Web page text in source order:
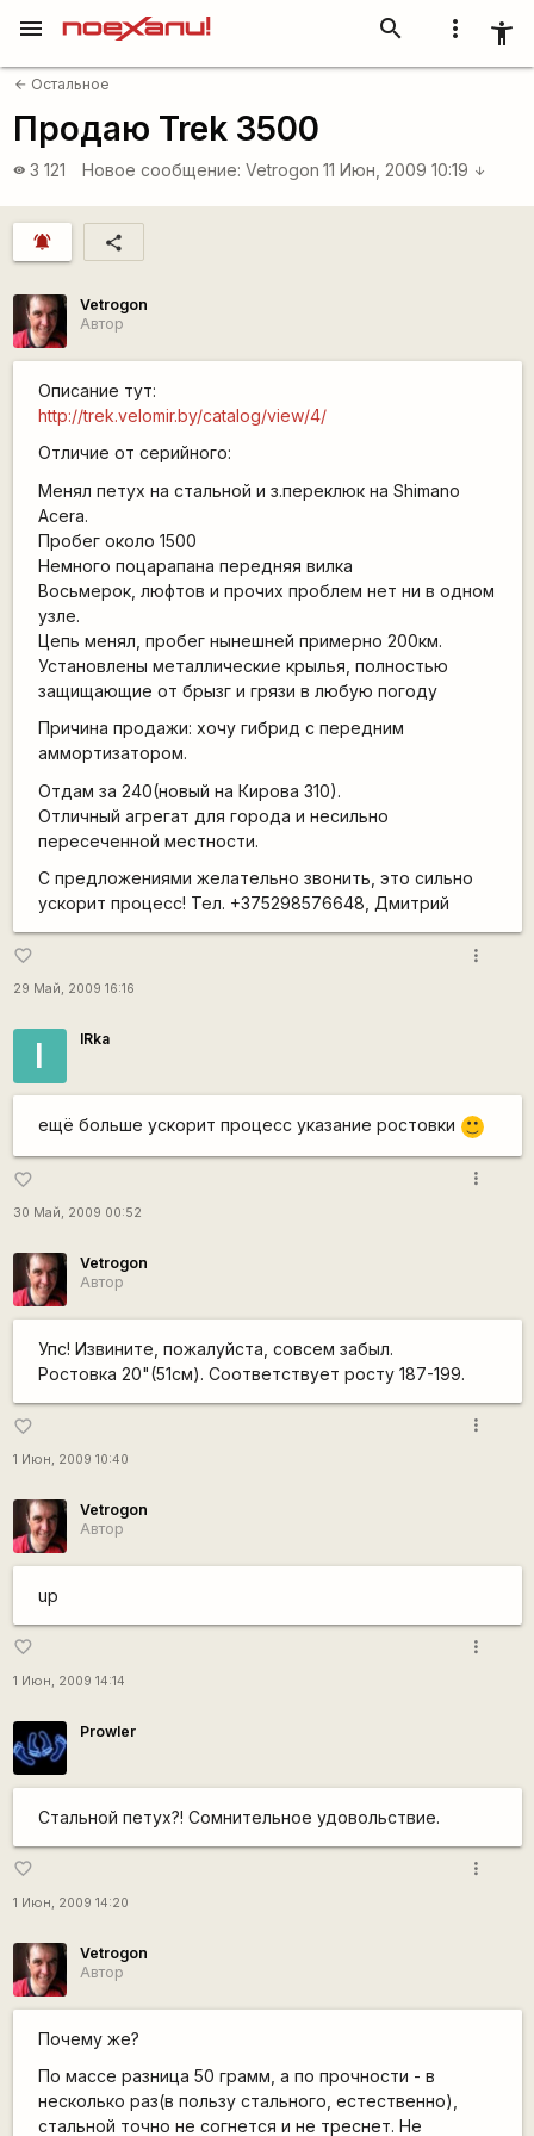
more_vert accessibility_new
search
menu
arrow_back Остальное
Продаю Trek 3500
visibility 3 121 Новое сообщение: Vetrogon 11 Июн, 2009 10:19 arrow_downward
notifications_active share
Vetrogon
Автор
Описание тут:
http://trek.velomir.by/catalog/view/4/
Отличие от серийного:
Менял петух на стальной и з.переклюк на Shimano
Acera.
Пробег около 1500
Немного поцарапана передняя вилка
Восьмерок, люфтов и прочих проблем нет ни в одном
узле.
Цепь менял, пробег нынешней примерно 200км.
Установлены металлические крылья, полностью
защищающие от брызг и грязи в любую погоду
Причина продажи: хочу гибрид с передним
аммортизатором.
Отдам за 240(новый на Кирова 310).
Отличный агрегат для города и несильно
пересеченной местности.
С предложениями желательно звонить, это сильно
ускорит процесс! Тел. +375298576648, Дмитрий
favorite_border
29 Май, 2009 16:16
more_vert
I IRka
ещё больше ускорит процесс указание ростовки :)
favorite_border
30 Май, 2009 00:52
more_vert
Vetrogon
Автор
Упс! Извините, пожалуйста, совсем забыл.
Ростовка 20"(51см). Соответствует росту 187-199.
favorite_border
1 Июн, 2009 10:40
more_vert
Vetrogon
Автор
up
favorite_border
1 Июн, 2009 14:14
more_vert
Prowler
Стальной петух?! Сомнительное удовольствие.
favorite_border
1 Июн, 2009 14:20
more_vert
Vetrogon
Автор
Почему же?
По массе разница 50 грамм, а по прочности - в
несколько раз(в пользу стального, естественно),
стальной точно не согнется и не треснет. Не